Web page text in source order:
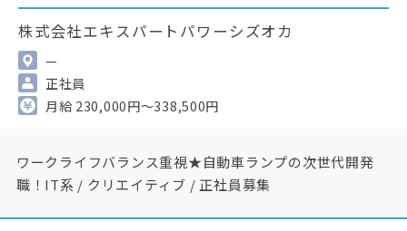
株式会社エキスパートパワーシズオカ
—
正社員
月給 230,000円～338,500円
ワークライフバランス重視★自動車ランプの次世代開発
職！IT系 / クリエイティブ / 正社員募集